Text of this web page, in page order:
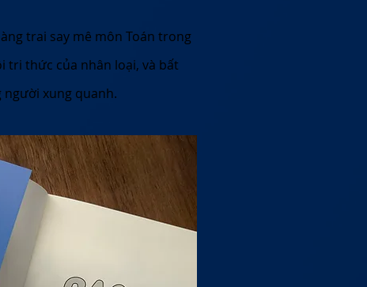
trai say mê môn Toán trong
tri thức của nhân loại, và bất
người xung quanh.